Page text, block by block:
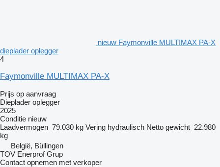
nieuw Faymonville MULTIMAX PA-X
dieplader oplegger
4
Faymonville MULTIMAX PA-X
Prijs op aanvraag
Dieplader oplegger
2025
Conditie nieuw
Laadvermogen 79.030 kg Vering hydraulisch Netto gewicht 22.980
kg
België, Büllingen
TOV Enerprof Grup
Contact opnemen met verkoper